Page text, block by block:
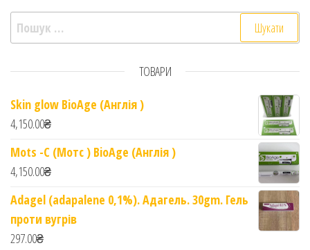
Пошук:
ТОВАРИ
Skin glow BioAge (Англія )
4,150.00₴
Mots -C (Мотс ) BioAge (Англія )
4,150.00₴
Adagel (adapalene 0,1%). Адагель. 30gm. Гель
проти вугрів
297.00₴